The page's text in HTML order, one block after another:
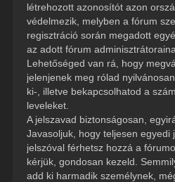
létrehozott azonosítót azon
védelmezik, melyben a fórum
regisztráció során megadott
az adott fórum
Lehetőséged van rá, hogy
jelenjenek meg rólad
ki-, illetve bekapcsolhatod a
leveleket.
A jelszavad biztonságosan,
Javasoljuk, hogy teljesen egyedi
jelszóval férhetsz hozzá a
kérjük, gondosan kezeld.
add ki harmadik személynek,